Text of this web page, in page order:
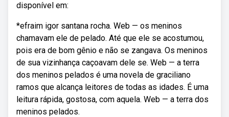
disponível em:
*efraim igor santana rocha. Web — os meninos
chamavam ele de pelado. Até que ele se acostumou,
pois era de bom gênio e não se zangava. Os meninos
de sua vizinhança caçoavam dele se. Web — a terra
dos meninos pelados é uma novela de graciliano
ramos que alcança leitores de todas as idades. É uma
leitura rápida, gostosa, com aquela. Web — a terra dos
meninos pelados.